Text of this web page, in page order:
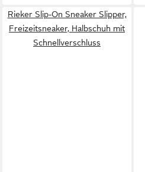
Rieker Slip-On Sneaker Slipper,
Freizeitsneaker, Halbschuh mit
Schnellverschluss